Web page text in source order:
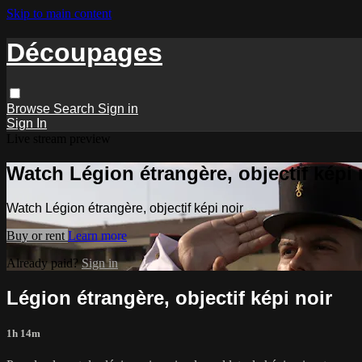
Skip to main content
Découpages
Browse Search Sign in
Sign In
Watch Légion étrangère, objectif képi
Watch Légion étrangère, objectif képi noir
Buy or rent Learn more
Already paid?Sign in
Légion étrangère, objectif képi noir
1h 14m